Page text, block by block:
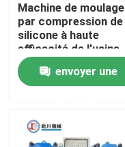
Machine de moulage
par compression de
silicone à haute
efficacité de l'usine
chinoise
envoyer une